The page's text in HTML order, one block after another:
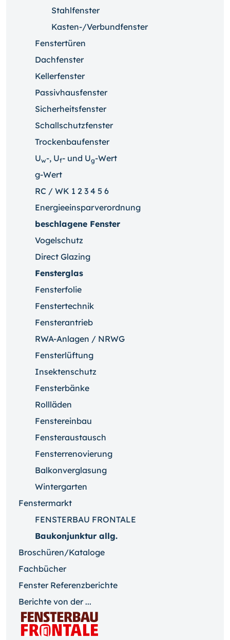
Stahlfenster
Kasten-/Verbundfenster
Fenstertüren
Dachfenster
Kellerfenster
Passivhausfenster
Sicherheitsfenster
Schallschutzfenster
Trockenbaufenster
Uw-, Uf- und Ug-Wert
g-Wert
RC / WK 1 2 3 4 5 6
Energieeinsparverordnung
beschlagene Fenster
Vogelschutz
Direct Glazing
Fensterglas
Fensterfolie
Fenstertechnik
Fensterantrieb
RWA-Anlagen / NRWG
Fensterlüftung
Insektenschutz
Fensterbänke
Rollläden
Fenstereinbau
Fensteraustausch
Fensterrenovierung
Balkonverglasung
Wintergarten
Fenstermarkt
FENSTERBAU FRONTALE
Baukonjunktur allg.
Broschüren/Kataloge
Fachbücher
Fenster Referenzberichte
Berichte von der ...